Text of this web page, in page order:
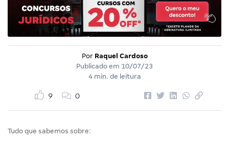
Por Raquel Cardoso
Publicado em 10/07/23
4 min. de leitura
9 0
Tudo que sabemos sobre: